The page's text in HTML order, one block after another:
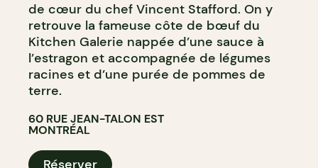
de cœur du chef Vincent Stafford. On y
retrouve la fameuse côte de bœuf du
Kitchen Galerie nappée d’une sauce à
l’estragon et accompagnée de légumes
racines et d’une purée de pommes de
terre.
60 RUE JEAN-TALON EST
MONTRÉAL
Réserver